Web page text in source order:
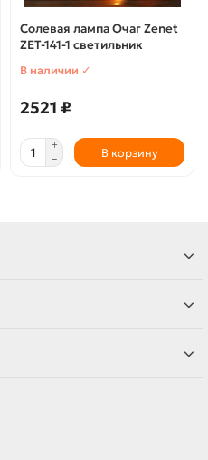
Солевая лампа Очаг Zenet
ZET-141-1 светильник
В наличии ✓
2521 ₽
В корзину